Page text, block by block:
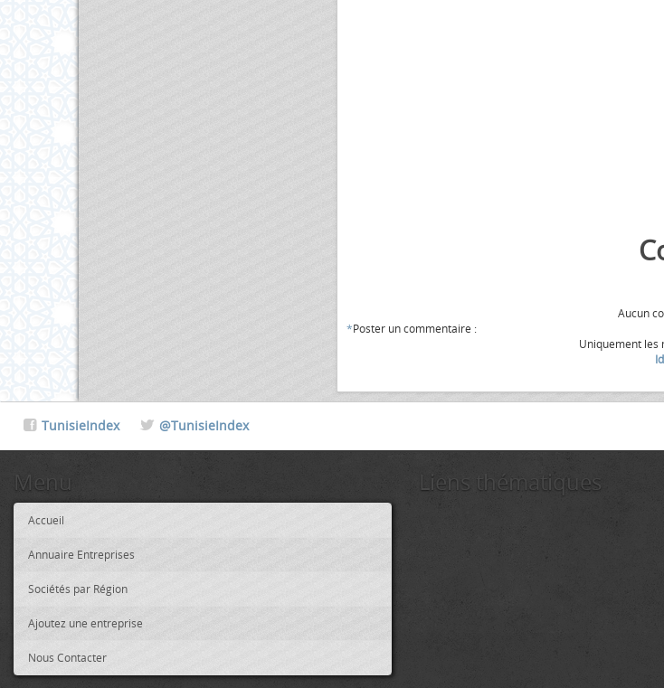
Aucun
*Poster un commentaire :
Uniquement les
TunisieIndex @TunisieIndex
Menu
Accueil
Annuaire Entreprises
Sociétés par Région
Ajoutez une entreprise
Nous Contacter
Liens thématiques